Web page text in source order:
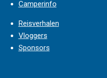
Camperinfo
Reisverhalen
Vloggers
Sponsors